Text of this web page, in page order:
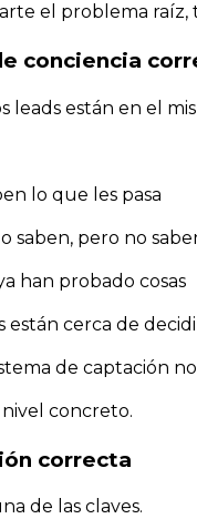
el problema raíz,
conciencia
leads están en el
lo que les pasa
saben, pero no
han probado cosas
están cerca de
de captación
concreto.
correcta
de las claves.